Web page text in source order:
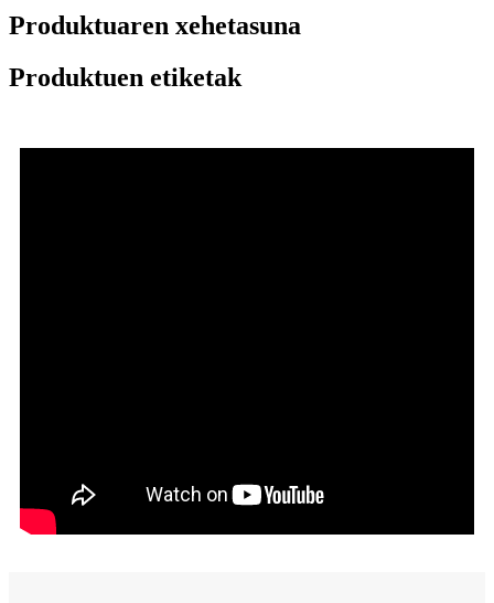
Produktuaren xehetasuna
Produktuen etiketak